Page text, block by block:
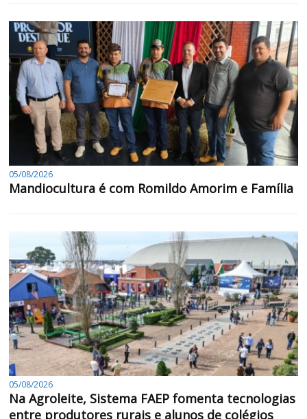
05/08/2026
Mandiocultura é com Romildo Amorim e Família
05/08/2026
Na Agroleite, Sistema FAEP fomenta tecnologias
entre produtores rurais e alunos de colégios